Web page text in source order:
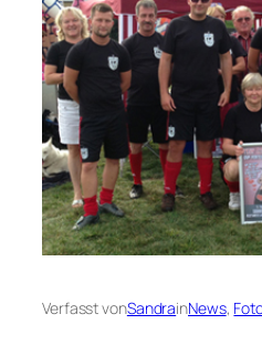
Verfasst vonSandrainNews,